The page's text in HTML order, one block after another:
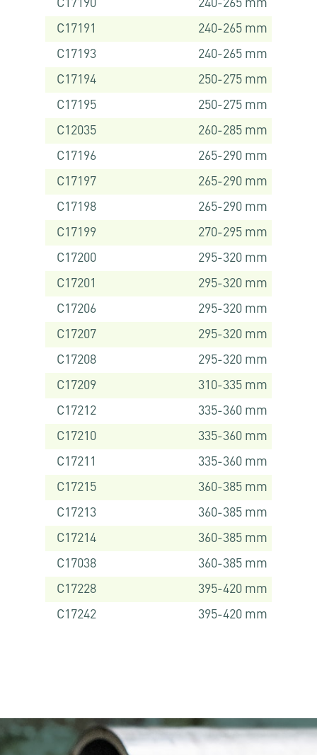
C17190
240-265 mm
C17191
240-265 mm
C17193
240-265 mm
C17194
250-275 mm
C17195
250-275 mm
C12035
260-285 mm
C17196
265-290 mm
C17197
265-290 mm
C17198
265-290 mm
C17199
270-295 mm
C17200
295-320 mm
C17201
295-320 mm
C17206
295-320 mm
C17207
295-320 mm
C17208
295-320 mm
C17209
310-335 mm
C17212
335-360 mm
C17210
335-360 mm
C17211
335-360 mm
C17215
360-385 mm
C17213
360-385 mm
C17214
360-385 mm
C17038
360-385 mm
C17228
395-420 mm
C17242
395-420 mm